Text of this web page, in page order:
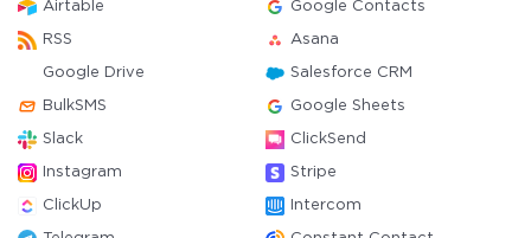
Airtable Google Contacts
RSS Asana
Google Drive Salesforce CRM
BulkSMS Google Sheets
Slack ClickSend
Instagram Stripe
ClickUp Intercom